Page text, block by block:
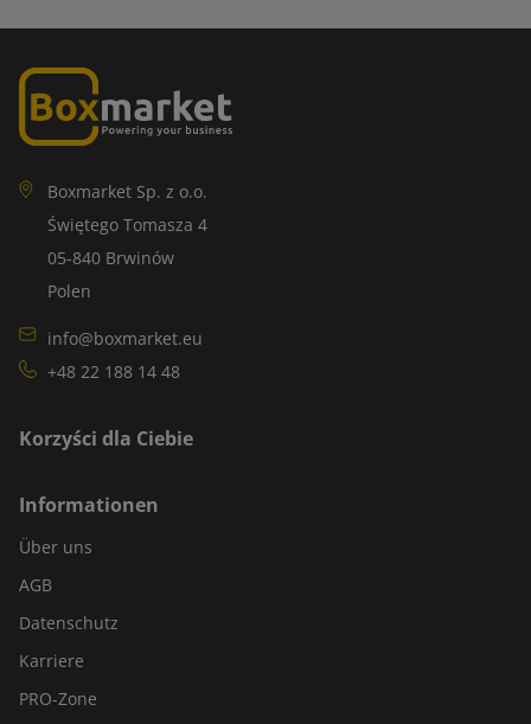
Boxmarket Sp. z o.o.
Świętego Tomasza 4
05-840 Brwinów
Polen
info@boxmarket.eu
+48 22 188 14 48
Korzyści dla Ciebie
Informationen
Über uns
AGB
Datenschutz
Karriere
PRO-Zone